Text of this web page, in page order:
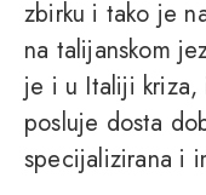
zbirku i tako je
na talijanskom
je i u Italiji kriza,
posluje dosta
specijalizirana i